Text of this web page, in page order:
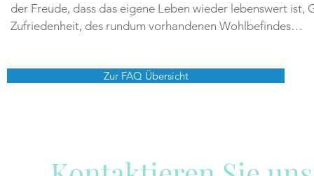
der Freude, dass das eigene Leben wieder lebenswert ist,
Zufriedenheit, des rundum vorhandenen Wohlbefindes…
Zur FAQ Übersicht